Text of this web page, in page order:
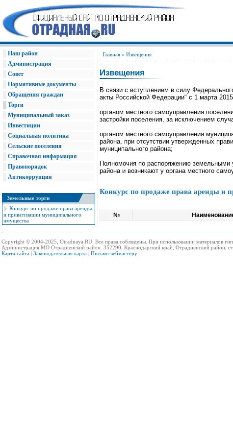
Наш район
Администрация
Совет
Нормативные документы
Обращения граждан
Торги
Муниципальный заказ
Инвестиции
Социальная политика
Сельские поселения
Справочная информация
Правопорядок
Антикоррупция
Земельные торги
Конкурс по продаже права аренды
и приватизации муниципального
имущества
Главная » Извещения
Извещения
В связи с вступлением в силу
акты Российской Федерации" с 1 марта
органом местного самоуправления
застройки поселения, за исключением
органом местного самоуправления
района, при отсутствии утвержденных
муниципального района;
Полномочия по распоряжению земельными
района и возникают у органа местного
Конкурс по продаже права аренды и
№
Copyright © 2004-2025, Otradnaya.RU. Все права соблюдены. При использовании материалов
Администрация МО Отрадненский район. 352290, Краснодарский край, Отрадненский район,
Карта сайта | Законодательная карта | Письмо вебмастеру